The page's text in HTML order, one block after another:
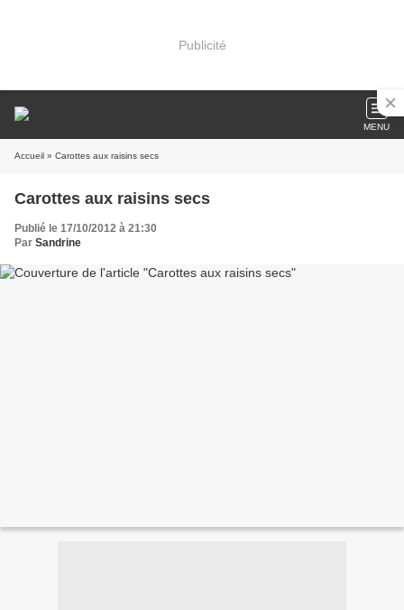
Publicité
MENU
Accueil » Carottes aux raisins secs
Carottes aux raisins secs
Publié le 17/10/2012 à 21:30
Par Sandrine